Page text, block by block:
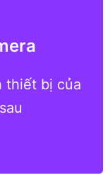
thiết bị của
hóa cho
có thể